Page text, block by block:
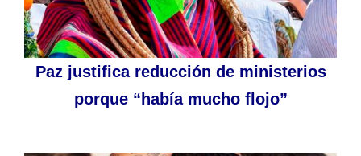
Paz justifica reducción de ministerios
porque “había mucho flojo”